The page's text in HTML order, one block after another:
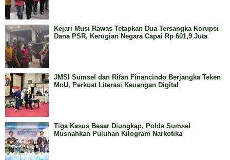
Kejari Musi Rawas Tetapkan Dua Tersangka Korupsi
Dana PSR, Kerugian Negara Capai Rp 601,9 Juta
JMSI Sumsel dan Rifan Financindo Berjangka Teken
MoU, Perkuat Literasi Keuangan Digital
Tiga Kasus Besar Diungkap, Polda Sumsel
Musnahkan Puluhan Kilogram Narkotika